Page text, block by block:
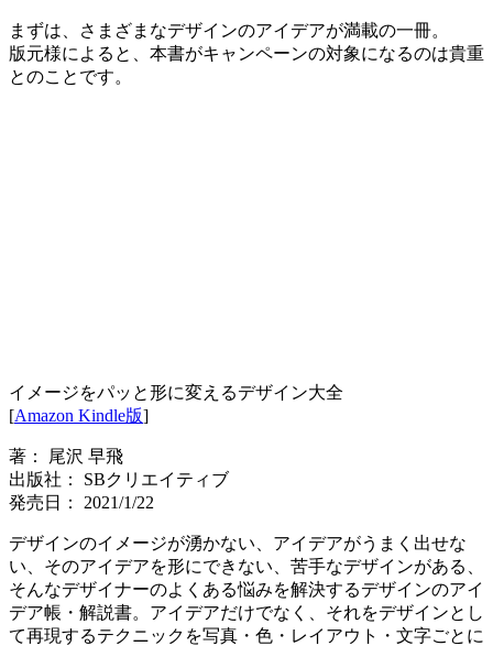
まずは、さまざまなデザインのアイデアが満載の一冊。
版元様によると、本書がキャンペーンの対象になるのは貴重
とのことです。
イメージをパッと形に変えるデザイン大全
[Amazon Kindle版]
著： 尾沢 早飛
出版社： SBクリエイティブ
発売日： 2021/1/22
デザインのイメージが湧かない、アイデアがうまく出せな
い、そのアイデアを形にできない、苦手なデザインがある、
そんなデザイナーのよくある悩みを解決するデザインのアイ
デア帳・解説書。アイデアだけでなく、それをデザインとし
て再現するテクニックを写真・色・レイアウト・文字ごとに